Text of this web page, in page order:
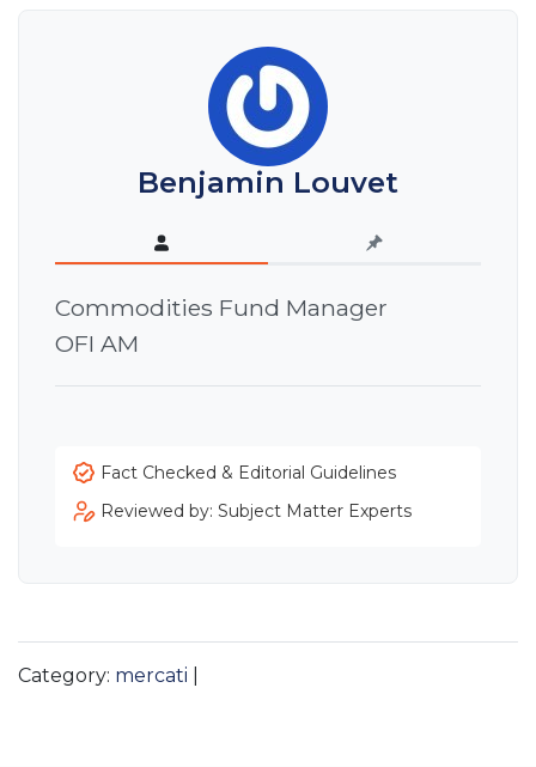
Benjamin Louvet
Commodities Fund Manager
OFI AM
Fact Checked & Editorial Guidelines
Reviewed by: Subject Matter Experts
Category: mercati